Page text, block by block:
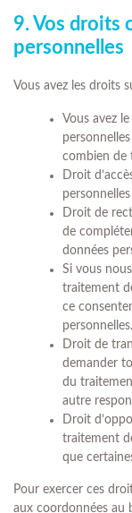
9. Vos droits
personnelles
Vous avez les droits
Vous avez
combien de
Droit
Droit de
de
données
Si vous
traitement
ce
personnelles.
Droit de
demander
du
autre
Droit
traitement
que
Pour exercer ces
aux coordonnées au